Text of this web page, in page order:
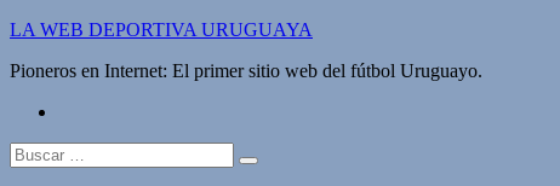
Saltar
contenido
LA WEB DEPORTIVA URUGUAYA
Pioneros en Internet: El primer sitio web del fútbol Uruguayo.
Buscar: